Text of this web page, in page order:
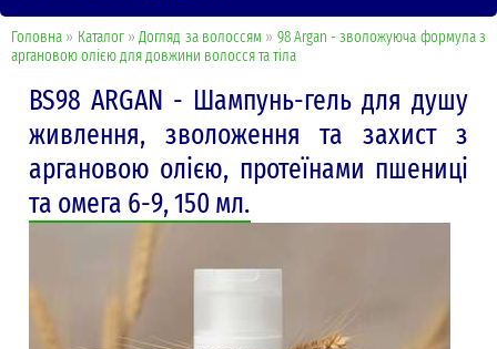
Головна » Каталог»Догляд за волоссям » 98 Argan - зволожуюча формула з
аргановою олією для довжини волосся та тіла
BS98 ARGAN - Шампунь-гель для душу
живлення, зволоження та захист з
аргановою олією, протеїнами пшениці
та омега 6-9, 150 мл.